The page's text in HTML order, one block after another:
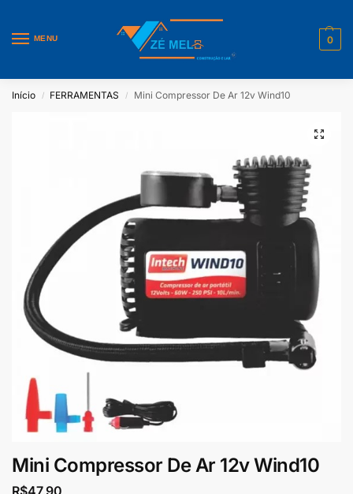
MENU 0
Início / FERRAMENTAS / Mini Compressor De Ar 12v Wind10
Mini Compressor De Ar 12v Wind10
R$47,90